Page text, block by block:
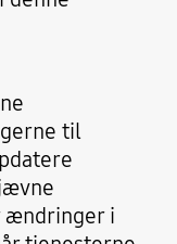
til
ændringer i